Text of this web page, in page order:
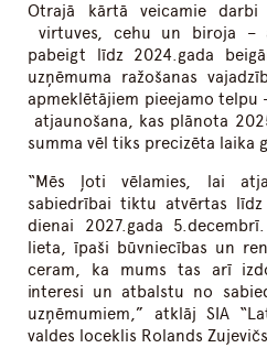
Otrajā kārtā veicamie
virtuves, cehu un biroja –
pabeigt līdz 2024.gada
uzņēmuma ražošanas
apmeklētājiem pieejamo telpu
atjaunošana, kas plānota
summa vēl tiks precizēta laika
“Mēs ļoti vēlamies, lai
sabiedrībai tiktu atvērtas
dienai 2027.gada
lieta, īpaši būvniecības un
ceram, ka mums tas arī
interesi un atbalstu no
uzņēmumiem,” atklāj SIA
valdes loceklis Rolands